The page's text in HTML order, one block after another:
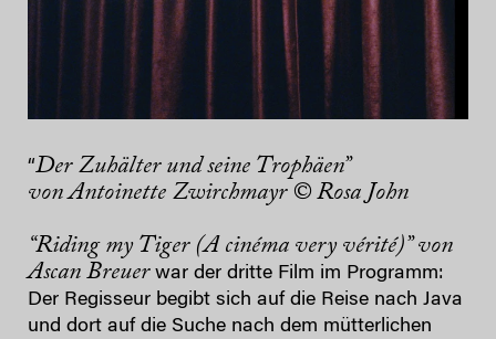
“Der Zuhälter und seine Trophäen”
von Antoinette Zwirchmayr © Rosa John
“Riding my Tiger (A cinéma very vérité)” von
Ascan Breuer war der dritte Film im Programm:
Der Regisseur begibt sich auf die Reise nach Java
und dort auf die Suche nach dem mütterlichen